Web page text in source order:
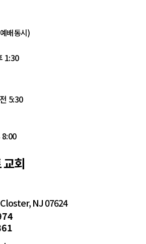
배 동시)
1:30
5:30
8:00
교회
NJ 07624